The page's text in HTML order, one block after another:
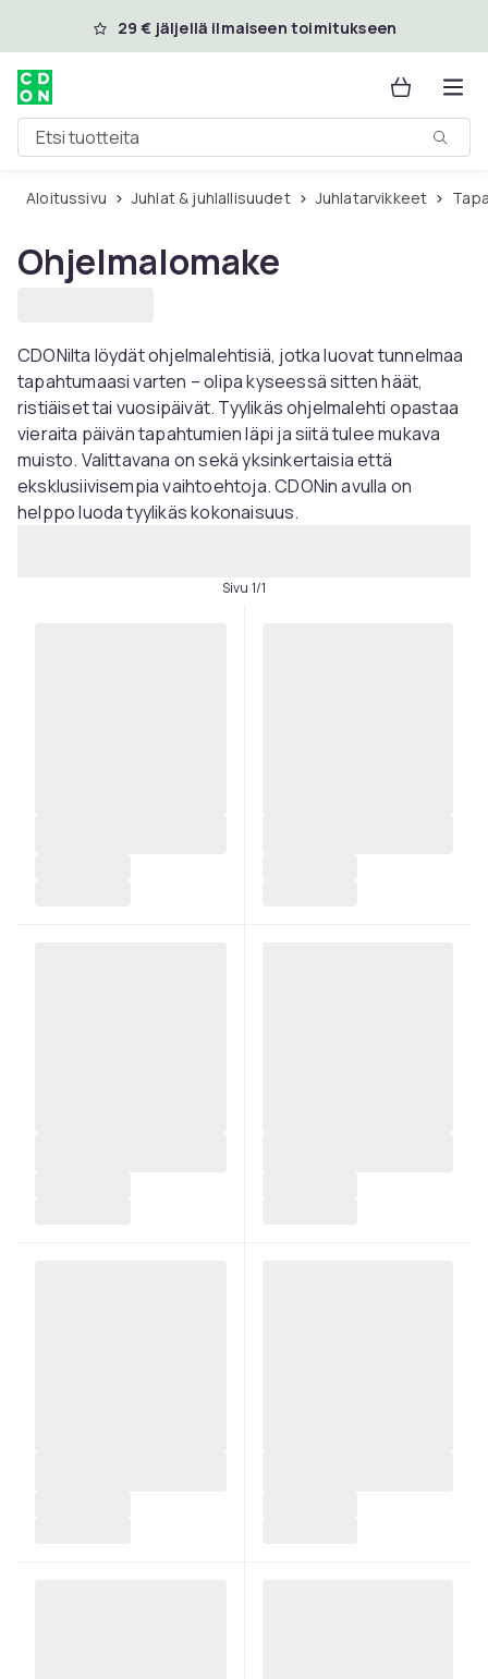
Ohita ja siirry pääsisältöön
29 € jäljellä ilmaiseen toimitukseen
Etsi tuotteita
Aloitussivu Juhlat & juhlallisuudet Juhlatarvikkeet
Ohjelmalomake
CDONilta löydät ohjelmalehtisiä, jotka luovat tunnelmaa
tapahtumaasi varten – olipa kyseessä sitten häät,
ristiäiset tai vuosipäivät. Tyylikäs ohjelmalehti opastaa
vieraita päivän tapahtumien läpi ja siitä tulee mukava
muisto. Valittavana on sekä yksinkertaisia ​​että
eksklusiivisempia vaihtoehtoja. CDONin avulla on
helppo luoda tyylikäs kokonaisuus.
Sivu 1/1